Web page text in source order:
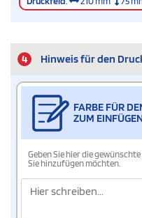
4 Hinweis für den
FARBE FÜR
ZUM
Geben Sie hier die
Sie hinzufügen möchten.